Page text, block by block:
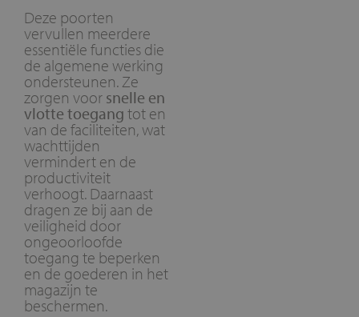
Deze poorten
vervullen meerdere
essentiële functies die
de algemene werking
ondersteunen. Ze
zorgen voor snelle en
vlotte toegang tot en
van de faciliteiten, wat
wachttijden
vermindert en de
productiviteit
verhoogt. Daarnaast
dragen ze bij aan de
veiligheid door
ongeoorloofde
toegang te beperken
en de goederen in het
magazijn te
beschermen.